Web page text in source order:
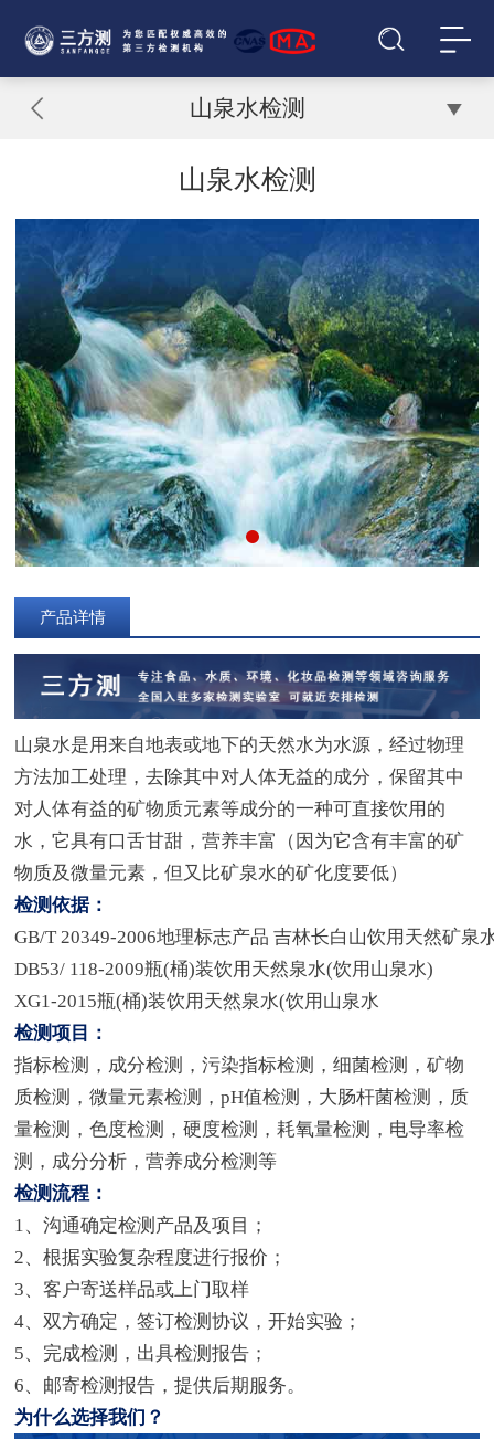
山泉水检测
山泉水检测
产品详情
山泉水是用来自地表或地下的天然水为水源，经过物理
方法加工处理，去除其中对人体无益的成分，保留其中
对人体有益的矿物质元素等成分的一种可直接饮用的
水，它具有口舌甘甜，营养丰富（因为它含有丰富的矿
物质及微量元素，但又比矿泉水的矿化度要低）
检测依据：
GB/T 20349-2006地理标志产品 吉林长白山饮用天然矿泉
DB53/ 118-2009瓶(桶)装饮用天然泉水(饮用山泉水)
XG1-2015瓶(桶)装饮用天然泉水(饮用山泉水
检测项目：
指标检测，成分检测，污染指标检测，细菌检测，矿物
质检测，微量元素检测，pH值检测，大肠杆菌检测，质
量检测，色度检测，硬度检测，耗氧量检测，电导率检
测，成分分析，营养成分检测等
检测流程：
1、沟通确定检测产品及项目；
2、根据实验复杂程度进行报价；
3、客户寄送样品或上门取样
4、双方确定，签订检测协议，开始实验；
5、完成检测，出具检测报告；
6、邮寄检测报告，提供后期服务。
为什么选择我们？